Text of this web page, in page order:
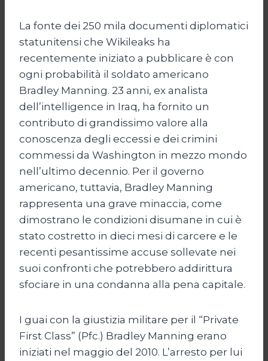
La fonte dei 250 mila documenti diplomatici
statunitensi che Wikileaks ha
recentemente iniziato a pubblicare è con
ogni probabilità il soldato americano
Bradley Manning. 23 anni, ex analista
dell’intelligence in Iraq, ha fornito un
contributo di grandissimo valore alla
conoscenza degli eccessi e dei crimini
commessi da Washington in mezzo mondo
nell’ultimo decennio. Per il governo
americano, tuttavia, Bradley Manning
rappresenta una grave minaccia, come
dimostrano le condizioni disumane in cui è
stato costretto in dieci mesi di carcere e le
recenti pesantissime accuse sollevate nei
suoi confronti che potrebbero addirittura
sfociare in una condanna alla pena capitale.
I guai con la giustizia militare per il “Private
First Class” (Pfc.) Bradley Manning erano
iniziati nel maggio del 2010. L’arresto per lui